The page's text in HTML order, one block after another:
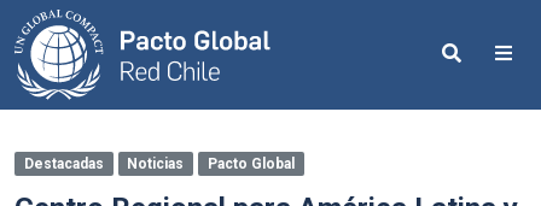
Search
Destacadas Noticias Pacto Global